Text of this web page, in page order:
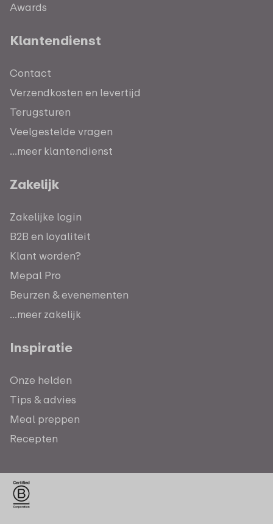
Awards
Klantendienst
Contact
Verzendkosten en levertijd
Terugsturen
Veelgestelde vragen
...meer klantendienst
Zakelijk
Zakelijke login
B2B en loyaliteit
Klant worden?
Mepal Pro
Beurzen & evenementen
...meer zakelijk
Inspiratie
Onze helden
Tips & advies
Meal preppen
Recepten